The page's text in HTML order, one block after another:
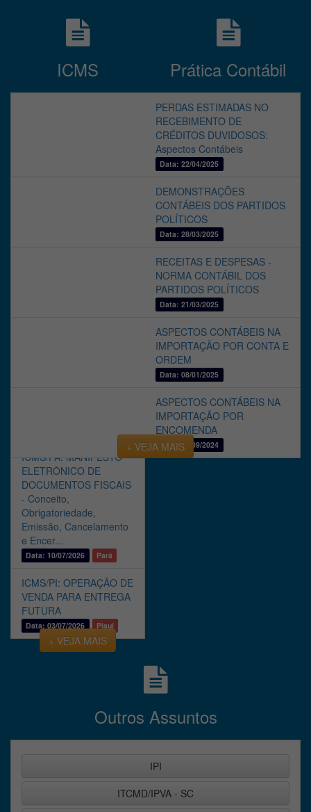
ICMS
ICMS/PA: MANIFESTO
ELETRÔNICO DE
DOCUMENTOS FISCAIS
- Conceito,
Obrigatoriedade,
Emissão, Cancelamento
e Encer...
Data: 10/07/2026 Pará
ICMS/PI: OPERAÇÃO DE
VENDA PARA ENTREGA
FUTURA
Data: 03/07/2026 Piauí
+ VEJA MAIS
Prática Contábil
PERDAS ESTIMADAS NO
RECEBIMENTO DE
CRÉDITOS DUVIDOSOS:
Aspectos Contábeis
Data: 22/04/2025
DEMONSTRAÇÕES
CONTÁBEIS DOS PARTIDOS
POLÍTICOS
Data: 28/03/2025
RECEITAS E DESPESAS -
NORMA CONTÁBIL DOS
PARTIDOS POLÍTICOS
Data: 21/03/2025
ASPECTOS CONTÁBEIS NA
IMPORTAÇÃO POR CONTA E
ORDEM
Data: 08/01/2025
ASPECTOS CONTÁBEIS NA
IMPORTAÇÃO POR
ENCOMENDA
Data: 25/09/2024
+ VEJA MAIS
Outros Assuntos
IPI
ITCMD/IPVA - SC